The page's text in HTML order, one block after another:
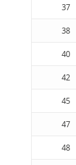
37
38
40
42
45
47
48